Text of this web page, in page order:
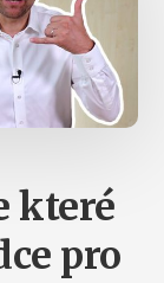
které
pro